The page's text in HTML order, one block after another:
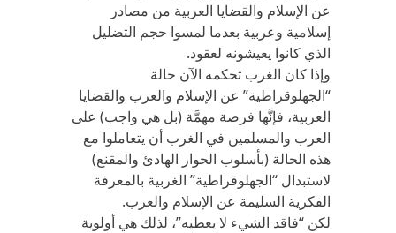
عن الإسلام والقضايا العربية من مصادر
إسلامية وعربية بعدما لمسوا حجم التضليل
الذي كانوا يعيشونه لعقود.
وإذا كان الغرب تحكمه الآن حالة
“الجهلوقراطية” عن الإسلام والعرب والقضايا
العربية، فإنَّها فرصة مهمَّة (بل هي واجب) على
العرب والمسلمين في الغرب أن يتعاملوا مع
هذه الحالة (بأسلوب الحوار الهادئ والمقنع)
لاستبدال “الجهلوقراطية” الغربية بالمعرفة
الفكرية السليمة عن الإسلام والعرب.
لكن “فاقد الشيء لا يعطيه”، لذلك هي أولوية